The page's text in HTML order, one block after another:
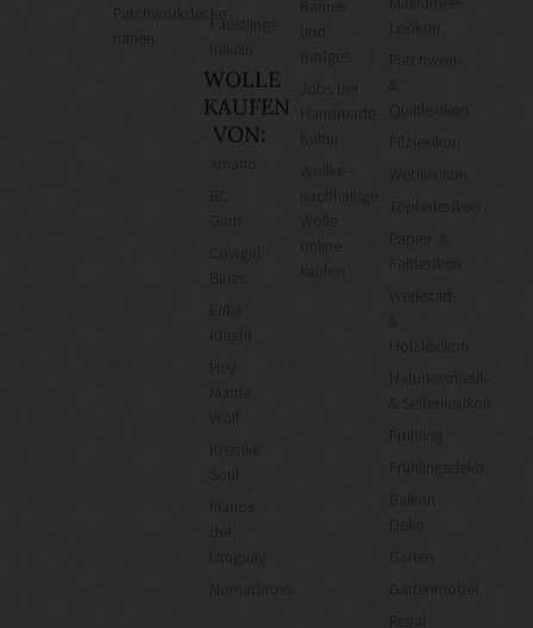
PatchworkdeckeFäustlinge
häkeln
WOLLE
KAUFEN
VON:
Cowgirl
Knight
Mama
Wolf
Kremke
Manos
Uruguay
Nomadnoss
Kultur
Wollke –
nachhaltige
kaufen
Lexikon
Patchwork-
&
Quiltlexikon
Weblexikon
Töpferlexikon
Papier- &
Faltlexikon
Werkstatt-
&
Holzlexikon
Naturkosmetik-
& Seifenlexikon
Frühling
Frühlingsdeko
Balkon
Deko
Garten
Gartenmöbel
Regal